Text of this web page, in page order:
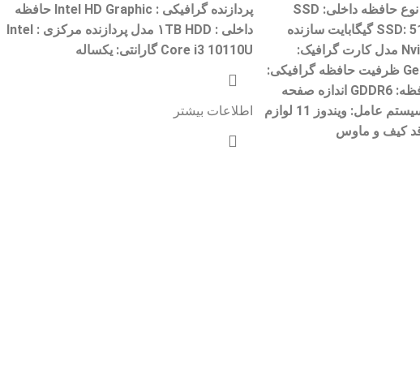
حافظه رم: DDR5 نوع حافظه داخلی: SSD
ظرفیت حافظه SSD: 512 گیگابایت سازنده
کارت گرافیک: Nvidia مدل کارت گرافیک:
GeForce RTX 3070 ظرفیت حافظه گرافیکی:
8 گیگابایت نوع حافظه: GDDR6 اندازه صفحه
نمایش: 15.6 اینچ سیستم عامل: ویندوز 11 لوازم
کیف و ماوس
پردازنده گرافیکی : Intel HD Graphic حافظه
داخلی : ۱TB HDD مدل پردازنده مرکزی : Intel
Core i3 10110U گارانتی: یکساله
اطلاعات بیشتر